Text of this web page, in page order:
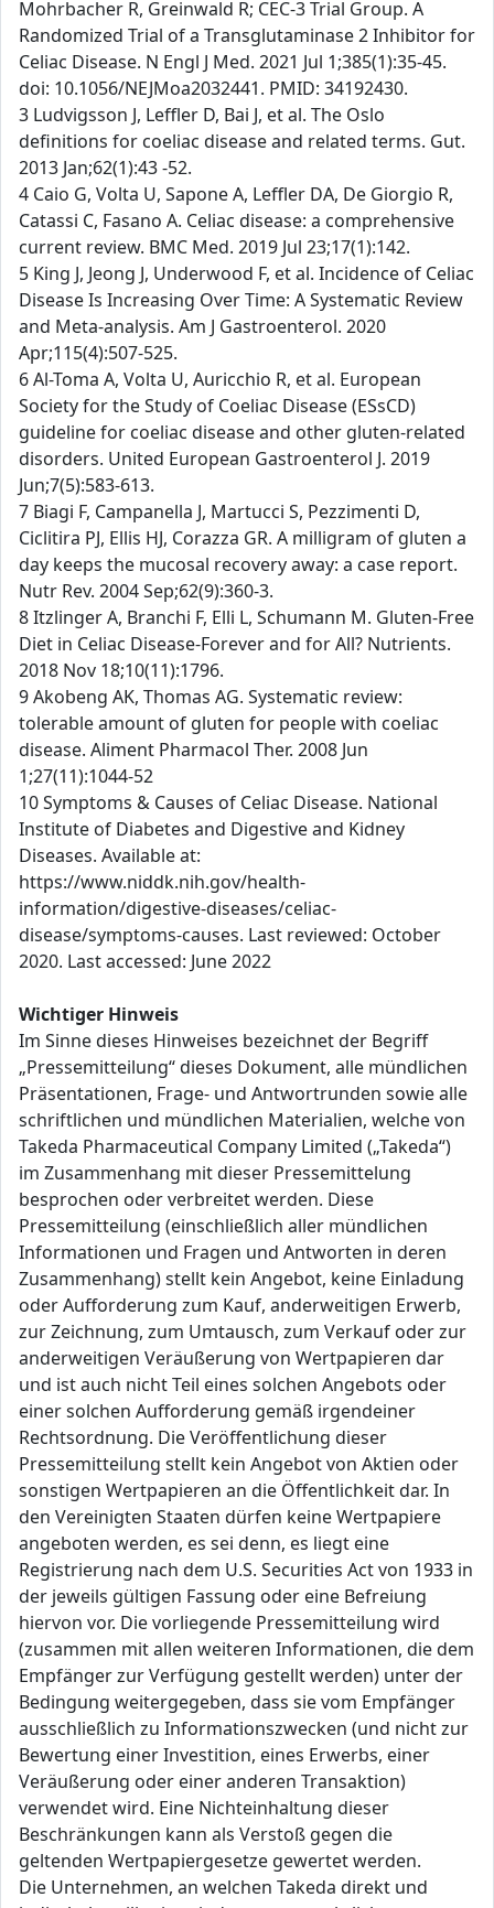
Mohrbacher R, Greinwald R; CEC-3 Trial Group. A
Randomized Trial of a Transglutaminase 2 Inhibitor for
Celiac Disease. N Engl J Med. 2021 Jul 1;385(1):35-45.
doi: 10.1056/NEJMoa2032441. PMID: 34192430.
3 Ludvigsson J, Leffler D, Bai J, et al. The Oslo
definitions for coeliac disease and related terms. Gut.
2013 Jan;62(1):43 -52.
4 Caio G, Volta U, Sapone A, Leffler DA, De Giorgio R,
Catassi C, Fasano A. Celiac disease: a comprehensive
current review. BMC Med. 2019 Jul 23;17(1):142.
5 King J, Jeong J, Underwood F, et al. Incidence of Celiac
Disease Is Increasing Over Time: A Systematic Review
and Meta-analysis. Am J Gastroenterol. 2020
Apr;115(4):507-525.
6 Al-Toma A, Volta U, Auricchio R, et al. European
Society for the Study of Coeliac Disease (ESsCD)
guideline for coeliac disease and other gluten-related
disorders. United European Gastroenterol J. 2019
Jun;7(5):583-613.
7 Biagi F, Campanella J, Martucci S, Pezzimenti D,
Ciclitira PJ, Ellis HJ, Corazza GR. A milligram of gluten a
day keeps the mucosal recovery away: a case report.
Nutr Rev. 2004 Sep;62(9):360-3.
8 Itzlinger A, Branchi F, Elli L, Schumann M. Gluten-Free
Diet in Celiac Disease-Forever and for All? Nutrients.
2018 Nov 18;10(11):1796.
9 Akobeng AK, Thomas AG. Systematic review:
tolerable amount of gluten for people with coeliac
disease. Aliment Pharmacol Ther. 2008 Jun
1;27(11):1044-52
10 Symptoms & Causes of Celiac Disease. National
Institute of Diabetes and Digestive and Kidney
Diseases. Available at:
https://www.niddk.nih.gov/health-
information/digestive-diseases/celiac-
disease/symptoms-causes. Last reviewed: October
2020. Last accessed: June 2022
Wichtiger Hinweis
Im Sinne dieses Hinweises bezeichnet der Begriff
„Pressemitteilung“ dieses Dokument, alle mündlichen
Präsentationen, Frage- und Antwortrunden sowie alle
schriftlichen und mündlichen Materialien, welche von
Takeda Pharmaceutical Company Limited („Takeda“)
im Zusammenhang mit dieser Pressemittelung
besprochen oder verbreitet werden. Diese
Pressemitteilung (einschließlich aller mündlichen
Informationen und Fragen und Antworten in deren
Zusammenhang) stellt kein Angebot, keine Einladung
oder Aufforderung zum Kauf, anderweitigen Erwerb,
zur Zeichnung, zum Umtausch, zum Verkauf oder zur
anderweitigen Veräußerung von Wertpapieren dar
und ist auch nicht Teil eines solchen Angebots oder
einer solchen Aufforderung gemäß irgendeiner
Rechtsordnung. Die Veröffentlichung dieser
Pressemitteilung stellt kein Angebot von Aktien oder
sonstigen Wertpapieren an die Öffentlichkeit dar. In
den Vereinigten Staaten dürfen keine Wertpapiere
angeboten werden, es sei denn, es liegt eine
Registrierung nach dem U.S. Securities Act von 1933 in
der jeweils gültigen Fassung oder eine Befreiung
hiervon vor. Die vorliegende Pressemitteilung wird
(zusammen mit allen weiteren Informationen, die dem
Empfänger zur Verfügung gestellt werden) unter der
Bedingung weitergegeben, dass sie vom Empfänger
ausschließlich zu Informationszwecken (und nicht zur
Bewertung einer Investition, eines Erwerbs, einer
Veräußerung oder einer anderen Transaktion)
verwendet wird. Eine Nichteinhaltung dieser
Beschränkungen kann als Verstoß gegen die
geltenden Wertpapiergesetze gewertet werden.
Die Unternehmen, an welchen Takeda direkt und